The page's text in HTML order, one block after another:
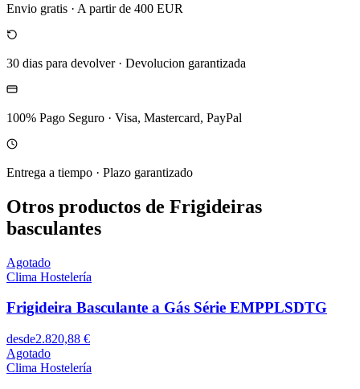
Envio gratis · A partir de 400 EUR
30 dias para devolver· Devolucion garantizada
100% Pago Seguro · Visa, Mastercard, PayPal
Entrega a tiempo · Plazo garantizado
Otros productos de Frigideiras
basculantes
Agotado
Clima Hostelería
Frigideira Basculante a Gás Série EMPPLSDTG
desde2.820,88 €
Agotado
Clima Hostelería